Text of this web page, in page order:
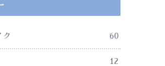
ク 60
12